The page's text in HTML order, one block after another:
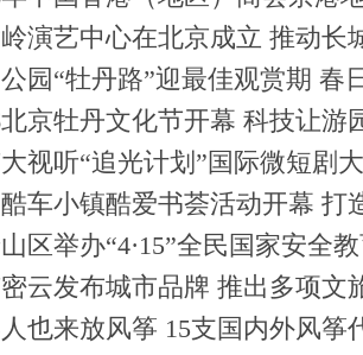
(2026.4.18 20:27)
演艺中心在北京成立 推动长
(2026.4.18 17:39)
园“牡丹路”迎最佳观赏期 春
10:56)
北京牡丹文化节开幕 科技让游
10:58)
视听“追光计划”国际微短剧
作(2026.4.17 10:56)
车小镇酷爱书荟活动开幕 打
11:58)
区举办“4·15”全民国家安全
11:48)
云发布城市品牌 推出多项文
也来放风筝 15支国内外风筝